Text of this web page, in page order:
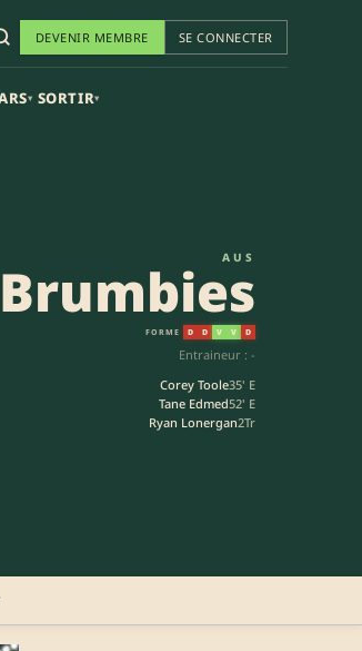
DEVENIR MEMBRE SE CONNECTER
▾ SORTIR▾
AUS
FORME D D V V D
Entraineur : -
Corey Toole35' E
Tane Edmed52' E
Ryan Lonergan2Tr